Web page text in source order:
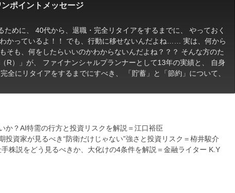
ンポイントメッセージ
ために、 40代から、退職・完全リタイアをするまでに、 やっておく
かっているよ！！ でも、行動に移せないんだよね…… 実は、何から
そも、何をしたらいいのかわからないんだよね？？？ そんな方のた
R）」が、 ファイナンシャルプランナーとして13年の実績と、 自身
全にリタイアをするまでにすべき、 「貯蓄」と「節約」について、
か？AI特需の行方と投資リスクを解説＝江口裕臣
投資家が見るべき“防衛だけじゃない”強さと投資リスク＝栫井駿介
株説をどう見るべきか、大化けの4条件を解説＝金融ライター K.Y